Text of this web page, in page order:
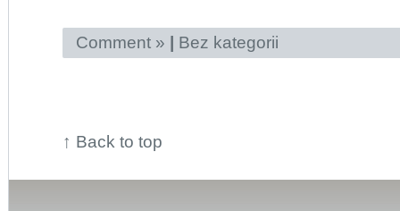
Comment » Bez kategorii
↑ Back to top